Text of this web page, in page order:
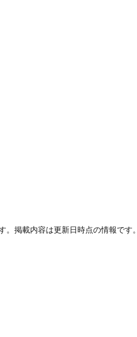
。掲載内容は更新日時点の情報です。